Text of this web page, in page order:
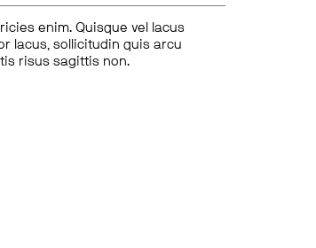
enim. Quisque vel lacus
lacus, sollicitudin quis arcu
risus sagittis non.